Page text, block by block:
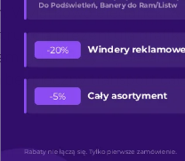
Wyjątkowo elegancki
prezentują
gdzie liczy się detal,
transport